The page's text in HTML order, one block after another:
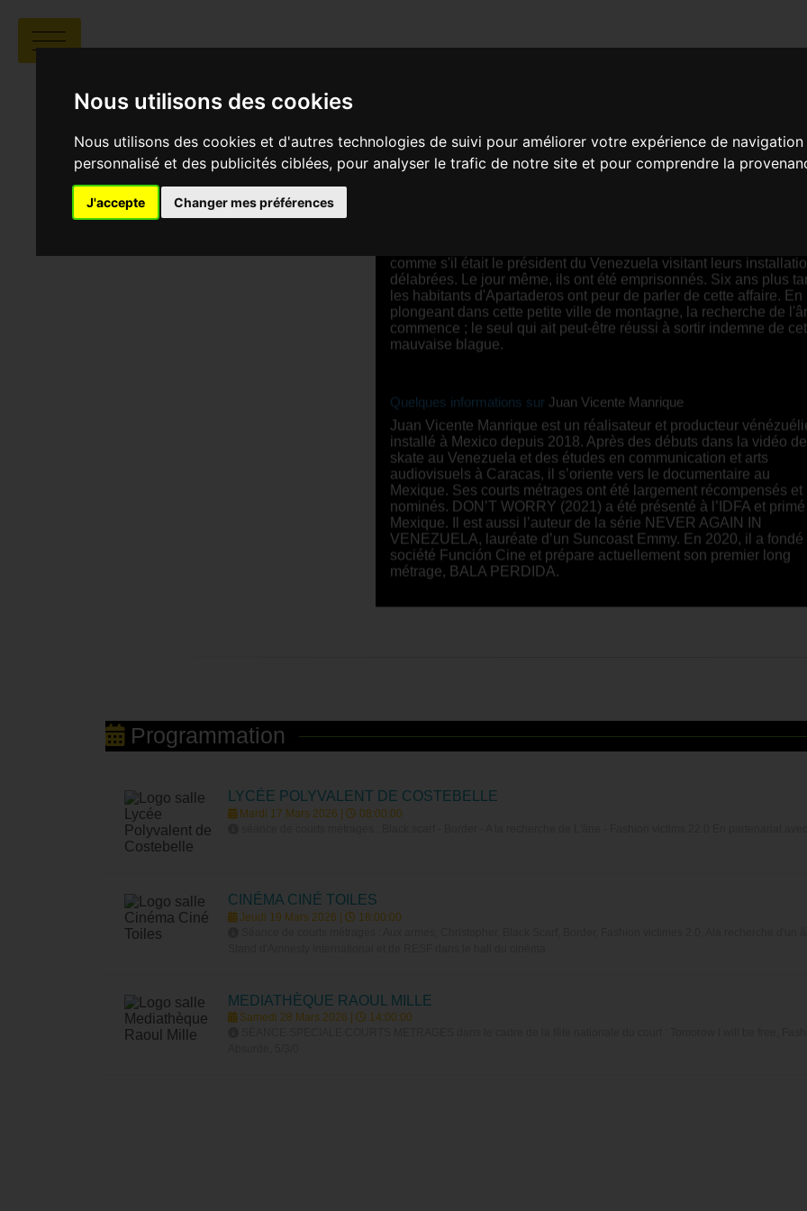
Nous utilisons des cookies
Nous utilisons des cookies et d'autres technologies de suivi pour améliorer votre expérience de
personnalisé et des publicités ciblées, pour analyser le trafic de notre site et pour comprendre la
J'accepte Changer mes préférences
BUSCANDO UN BURRO (A LA
Juan Vicente Manrique | 00:17 | Mexique, Venezuela
comme s'il était le président du Venezuela visitant leurs
délabrées. Le jour même, ils ont été emprisonnés. Six ans plus
les habitants d'Apartaderos ont peur de parler de cette affaire. En
plongeant dans cette petite ville de montagne, la recherche de
commence ; le seul qui ait peut-être réussi à sortir indemne de
mauvaise blague.
Quelques informations sur Juan Vicente Manrique
Juan Vicente Manrique est un réalisateur et producteur
installé à Mexico depuis 2018. Après des débuts dans la vidéo de
skate au Venezuela et des études en communication et arts
audiovisuels à Caracas, il s’oriente vers le documentaire au
Mexique. Ses courts métrages ont été largement récompensés et
nominés. DON’T WORRY (2021) a été présenté à l’IDFA et
Mexique. Il est aussi l’auteur de la série NEVER AGAIN IN
VENEZUELA, lauréate d’un Suncoast Emmy. En 2020, il a fondé
société Función Cine et prépare actuellement son premier long
métrage, BALA PERDIDA.
Programmation
LYCÉE POLYVALENT DE COSTEBELLE
Mardi 17 Mars 2026 |
08:00:00
CINÉMA CINÉ TOILES
Jeudi 19 Mars 2026 |
18:00:00
MEDIATHÈQUE RAOUL MILLE
Samedi 28 Mars 2026 |
14:00:00